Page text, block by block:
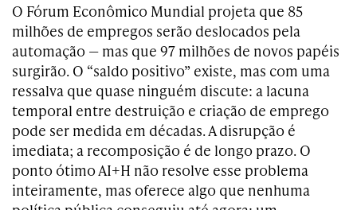
O Fórum Econômico Mundial projeta que 85
milhões de empregos serão deslocados pela
automação — mas que 97 milhões de novos papéis
surgirão. O “saldo positivo” existe, mas com uma
ressalva que quase ninguém discute: a lacuna
temporal entre destruição e criação de emprego
pode ser medida em décadas. A disrupção é
imediata; a recomposição é de longo prazo. O
ponto ótimo AI+H não resolve esse problema
inteiramente, mas oferece algo que nenhuma